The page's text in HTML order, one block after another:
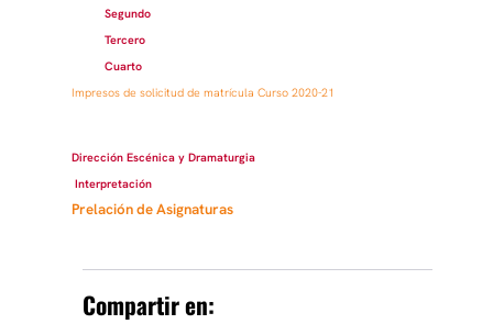
Segundo
Tercero
Cuarto
Impresos de solicitud de matrícula Curso 2020-21
Dirección Escénica y Dramaturgia
Interpretación
Prelación de Asignaturas
Compartir en: